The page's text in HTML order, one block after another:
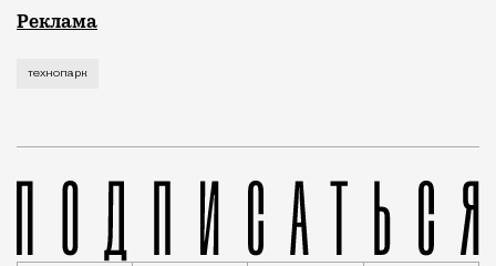
Рекламные кампании техники редко выходят за
Реклама
технопарк